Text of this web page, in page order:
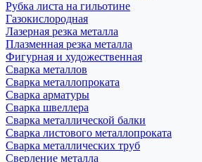
Рубка листа на гильотине
Газокислородная
Лазерная резка металла
Плазменная резка металла
Фигурная и художественная
Сварка металлов
Сварка металлопроката
Сварка арматуры
Сварка швеллера
Сварка металлической балки
Сварка листового металлопроката
Сварка металлических труб
Сверление металла